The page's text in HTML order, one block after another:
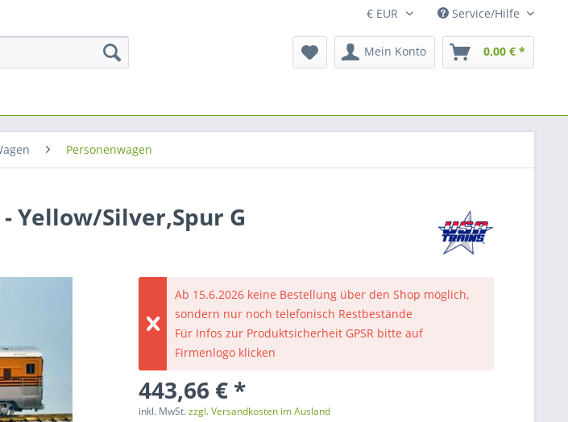
Service/Hilfe
Mein Konto 0,00 € *
Personenwagen
Yellow/Silver,Spur G
Ab 15.6.2026 keine Bestellung über den Shop möglich,
sondern nur noch telefonisch Restbestände
Für Infos zur Produktsicherheit GPSR bitte auf
Firmenlogo klicken
443,66 € *
inkl. MwSt.zzgl. Versandkosten im Ausland